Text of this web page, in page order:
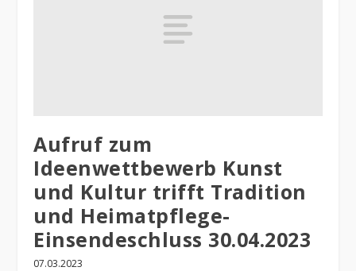
Aufruf zum
Ideenwettbewerb Kunst
und Kultur trifft Tradition
und Heimatpflege-
Einsendeschluss 30.04.2023
07.03.2023